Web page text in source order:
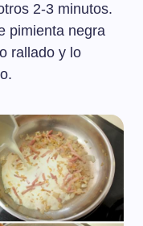
2-3 minutos.
pimienta negra
rallado y lo